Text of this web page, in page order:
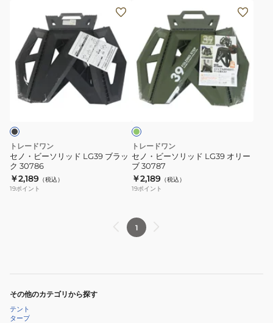
ソ
リ
ッ
LG39
ブ
ラ
ッ
ク
トレードワン
セノ・ビーソリッド LG39 ブラッ
ク 30786
￥2,189 （税込）
19ポイント
ソ
リ
ッ
LG39
オ
リ
ー
ブ
リ
トレードワン
セノ・ビーソリッド LG39 オリー
ブ 30787
￥2,189 （税込）
19ポイント
1
その他のカテゴリから探す
テント
タープ